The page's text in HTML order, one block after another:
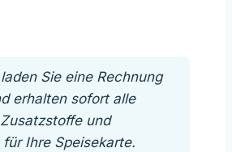
Sie eine Rechnung
erhalten sofort alle
und
Ihre Speisekarte.